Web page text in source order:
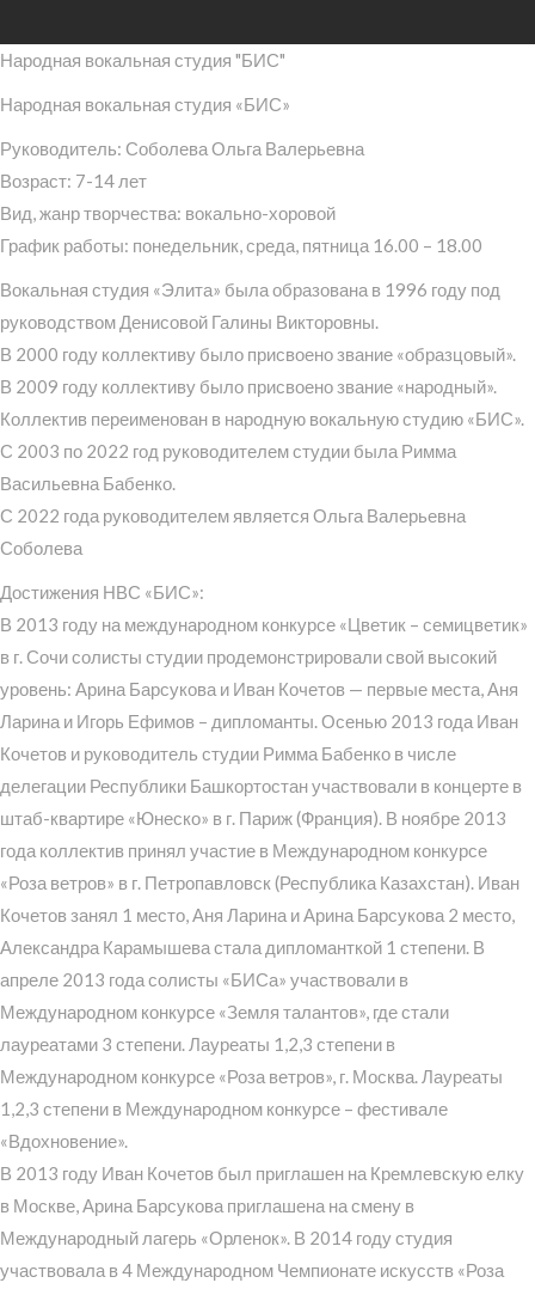
Народная вокальная студия "БИС"
Народная вокальная студия «БИС»
Руководитель: Соболева Ольга Валерьевна
Возраст: 7-14 лет
Вид, жанр творчества: вокально-хоровой
График работы: понедельник, среда, пятница 16.00 – 18.00
Вокальная студия «Элита» была образована в 1996 году под
руководством Денисовой Галины Викторовны.
В 2000 году коллективу было присвоено звание «образцовый».
В 2009 году коллективу было присвоено звание «народный».
Коллектив переименован в народную вокальную студию «БИС».
С 2003 по 2022 год руководителем студии была Римма
Васильевна Бабенко.
С 2022 года руководителем является Ольга Валерьевна
Соболева
Достижения НВС «БИС»:
В 2013 году на международном конкурсе «Цветик – семицветик»
в г. Сочи солисты студии продемонстрировали свой высокий
уровень: Арина Барсукова и Иван Кочетов — первые места, Аня
Ларина и Игорь Ефимов – дипломанты. Осенью 2013 года Иван
Кочетов и руководитель студии Римма Бабенко в числе
делегации Республики Башкортостан участвовали в концерте в
штаб-квартире «Юнеско» в г. Париж (Франция). В ноябре 2013
года коллектив принял участие в Международном конкурсе
«Роза ветров» в г. Петропавловск (Республика Казахстан). Иван
Кочетов занял 1 место, Аня Ларина и Арина Барсукова 2 место,
Александра Карамышева стала дипломанткой 1 степени. В
апреле 2013 года солисты «БИСа» участвовали в
Международном конкурсе «Земля талантов», где стали
лауреатами 3 степени. Лауреаты 1,2,3 степени в
Международном конкурсе «Роза ветров», г. Москва. Лауреаты
1,2,3 степени в Международном конкурсе – фестивале
«Вдохновение».
В 2013 году Иван Кочетов был приглашен на Кремлевскую елку
в Москве, Арина Барсукова приглашена на смену в
Международный лагерь «Орленок». В 2014 году студия
участвовала в 4 Международном Чемпионате искусств «Роза